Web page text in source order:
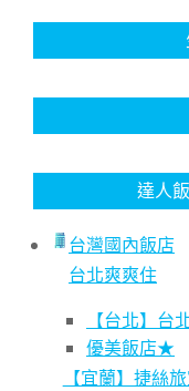
達人
台灣國內飯店
台北爽爽住
【台北】
優美飯店★
【宜蘭】捷絲